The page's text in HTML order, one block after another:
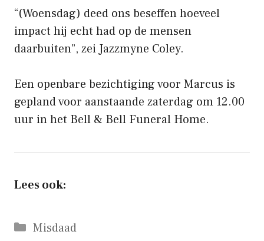
“(Woensdag) deed ons beseffen hoeveel
impact hij echt had op de mensen
daarbuiten”, zei Jazzmyne Coley.
Een openbare bezichtiging voor Marcus is
gepland voor aanstaande zaterdag om 12.00
uur in het Bell & Bell Funeral Home.
Lees ook:
Categorieën
Misdaad